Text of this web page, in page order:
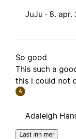
JuJu · 8. apr.
So good
This such a
this I could not
A
Adaleigh
Last inn mer